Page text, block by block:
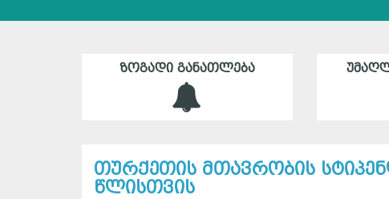
ᲖᲝᲒᲐᲓᲘ ᲒᲐᲜᲐᲗᲚᲔᲑᲐ
თურქეთის მთავრობის
წლისთვის